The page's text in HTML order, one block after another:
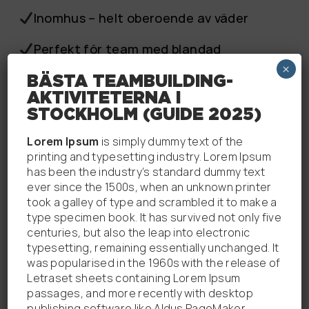
Inomhus – helt oberoende av väder
Perfekt för team med blandad
erfarenhetsnivå
Mer om teambuilding
Passar bra under sommarmånaderna men
är starkt väderberoende. Ofta mindre
strukturerade och svårare att koppla till
konkreta lärdomar.
3. Workshops och seminarier - Kan vara
effektiva för teoretiska mål, men
engagemanget blir ofta lågt om de inte
kombineras med interaktiva moment.
BÄSTA TEAMBUILDING-
AKTIVITETERNA I
STOCKHOLM (GUIDE 2025)
Lorem Ipsum is simply dummy text of the
printing and typesetting industry. Lorem Ipsum
has been the industry’s standard dummy text
ever since the 1500s, when an unknown printer
took a galley of type and scrambled it to make a
type specimen book. It has survived not only five
centuries, but also the leap into electronic
typesetting, remaining essentially unchanged. It
was popularised in the 1960s with the release of
Letraset sheets containing Lorem Ipsum
passages, and more recently with desktop
×